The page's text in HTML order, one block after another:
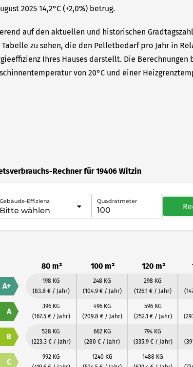
2025 14,2°C (+2,0%) betrug.
auf den aktuellen und historischen
Tabelle zu sehen, die den Pelletbedarf pro Jahr in
Ihres Hauses darstellt. Die Berechnungen
von 20°C und einer
Rechner für 19406 Witzin
Gebäude-Effizienz Quadratmeter
80 m² 100 m² 120 m²
A+
198 KG
(83.8 € / Jahr)
248 KG
(104.9 € / Jahr)
298 KG
(126.1 € / Jahr)
A
396 KG
(167.5 € / Jahr)
496 KG
(209.8 € / Jahr)
596 KG
(252.1 € / Jahr)
B
528 KG
(223.3 € / Jahr)
662 KG
(280 € / Jahr)
794 KG
(335.9 € / Jahr)
C
992 KG
1240 KG
1488 KG